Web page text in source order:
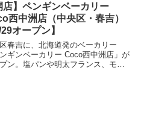
バター」も登場しており、手土産や
とした贈り物に...
店】ペンギンベーカリー
西中洲店（中央区・春吉）
29オープン】
春吉に、北海道発のベーカリー
ンギンベーカリー Coco西中洲店」が
ン。塩パンや明太フランス、モチ